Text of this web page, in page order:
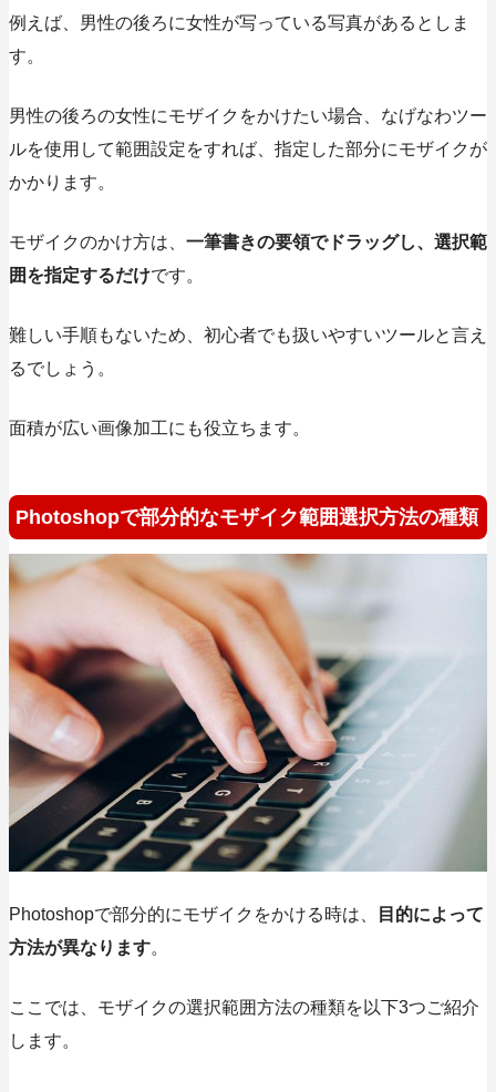
例えば、男性の後ろに女性が写っている写真があるとしま
す。
男性の後ろの女性にモザイクをかけたい場合、なげなわツー
ルを使用して範囲設定をすれば、指定した部分にモザイクが
かかります。
モザイクのかけ方は、 一筆書きの要領でドラッグし、選択範
囲を指定するだけです。
難しい手順もないため、初心者でも扱いやすいツールと言え
るでしょう。
面積が広い画像加工にも役立ちます。
Photoshopで部分的なモザイク範囲選択方法の種類
Photoshopで部分的にモザイクをかける時は、
目的によって
方法が異なります。
ここでは、モザイクの選択範囲方法の種類を 以下3つご紹介
します。